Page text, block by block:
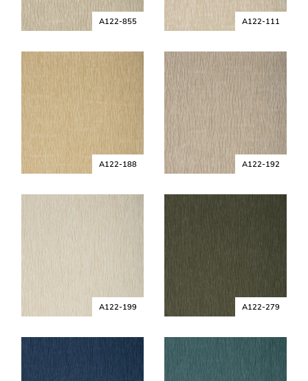
A122-855 A122-111
A122-188 A122-192
A122-199 A122-279